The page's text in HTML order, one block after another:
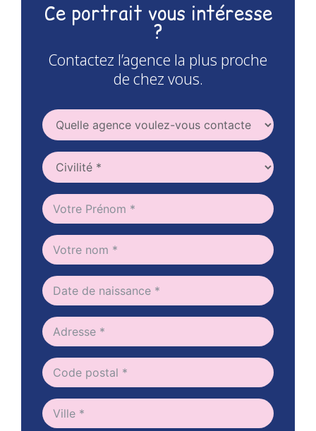
Ce portrait vous intéresse
?
Contactez l’agence la plus proche
de chez vous.